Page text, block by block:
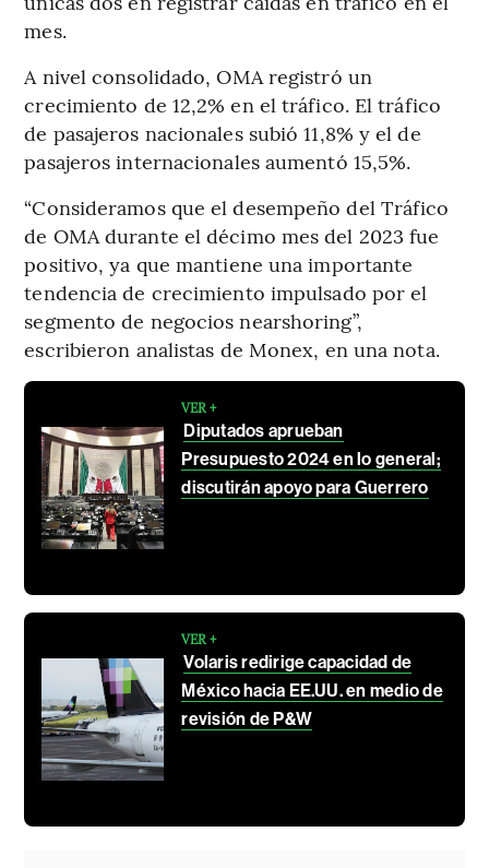
mes.
A nivel consolidado, OMA registró un
crecimiento de 12,2% en el tráfico. El tráfico
de pasajeros nacionales subió 11,8% y el de
pasajeros internacionales aumentó 15,5%.
“Consideramos que el desempeño del Tráfico
de OMA durante el décimo mes del 2023 fue
positivo, ya que mantiene una importante
tendencia de crecimiento impulsado por el
segmento de negocios nearshoring”,
escribieron analistas de Monex, en una nota.
VER +
Diputados aprueban
Presupuesto 2024 en lo general;
discutirán apoyo para Guerrero
VER +
Volaris redirige capacidad de
México hacia EE.UU. en medio de
revisión de P&W